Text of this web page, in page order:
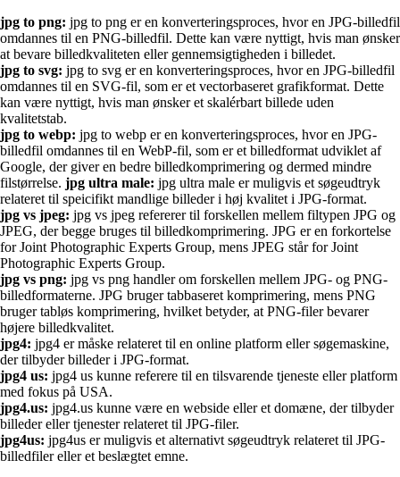
jpg to png: jpg to png er en konverteringsproces, hvor en JPG-billedfil
omdannes til en PNG-billedfil. Dette kan være nyttigt, hvis man ønsker
at bevare billedkvaliteten eller gennemsigtigheden i billedet.
jpg to svg: jpg to svg er en konverteringsproces, hvor en JPG-billedfil
omdannes til en SVG-fil, som er et vectorbaseret grafikformat. Dette
kan være nyttigt, hvis man ønsker et skalérbart billede uden
kvalitetstab.
jpg to webp: jpg to webp er en konverteringsproces, hvor en JPG-
billedfil omdannes til en WebP-fil, som er et billedformat udviklet af
Google, der giver en bedre billedkomprimering og dermed mindre
filstørrelse. jpg ultra male: jpg ultra male er muligvis et søgeudtryk
relateret til speicifikt mandlige billeder i høj kvalitet i JPG-format.
jpg vs jpeg: jpg vs jpeg refererer til forskellen mellem filtypen JPG og
JPEG, der begge bruges til billedkomprimering. JPG er en forkortelse
for Joint Photographic Experts Group, mens JPEG står for Joint
Photographic Experts Group.
jpg vs png: jpg vs png handler om forskellen mellem JPG- og PNG-
billedformaterne. JPG bruger tabbaseret komprimering, mens PNG
bruger tabløs komprimering, hvilket betyder, at PNG-filer bevarer
højere billedkvalitet.
jpg4: jpg4 er måske relateret til en online platform eller søgemaskine,
der tilbyder billeder i JPG-format.
jpg4 us: jpg4 us kunne referere til en tilsvarende tjeneste eller platform
med fokus på USA.
jpg4.us: jpg4.us kunne være en webside eller et domæne, der tilbyder
billeder eller tjenester relateret til JPG-filer.
jpg4us: jpg4us er muligvis et alternativt søgeudtryk relateret til JPG-
billedfiler eller et beslægtet emne.